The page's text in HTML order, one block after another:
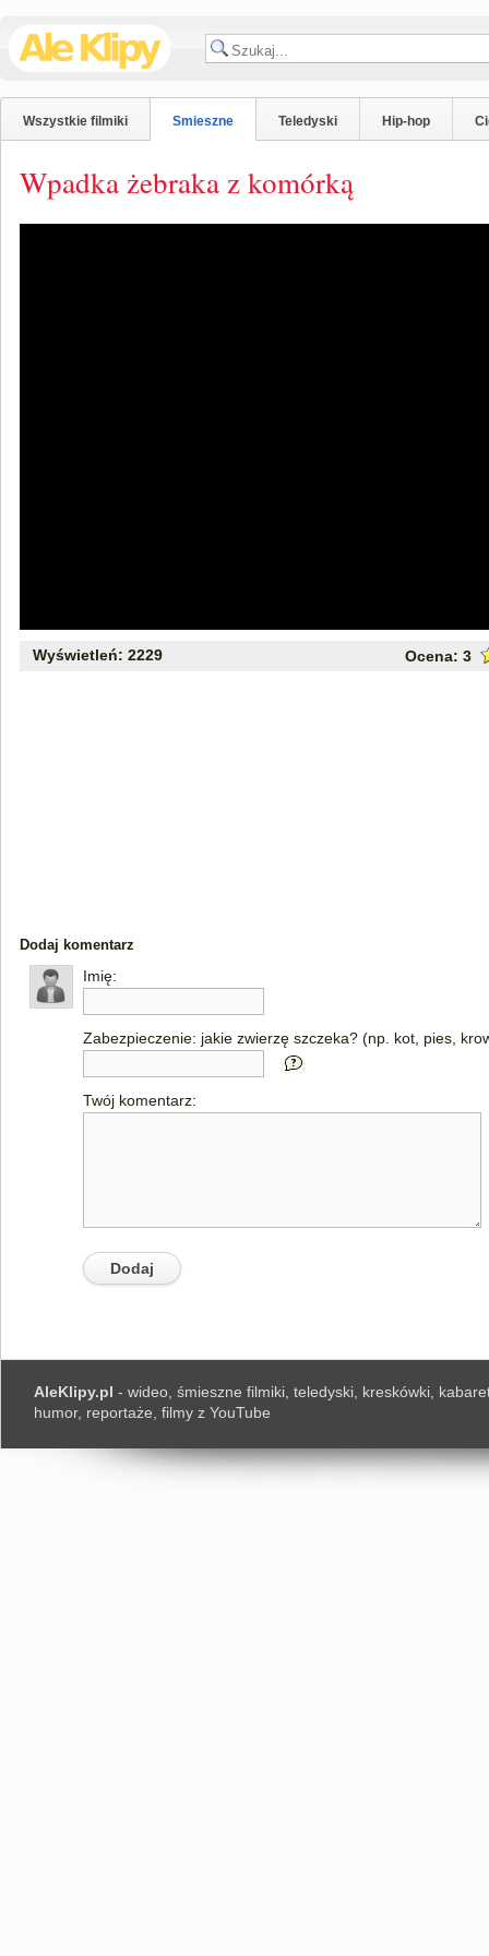
Wszystkie filmiki Smieszne Teledyski Hip-hop
Wpadka żebraka z komórką
Wyświetleń: 2229 Ocena: 3
Dodaj komentarz
Imię:
Zabezpieczenie: jakie zwierzę szczeka? (np. kot, pies,
Twój komentarz:
AleKlipy.pl - wideo, śmieszne filmiki, teledyski, kreskówki,
humor, reportaże, filmy z YouTube